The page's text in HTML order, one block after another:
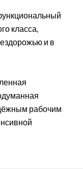
класса,
и в
рабочим